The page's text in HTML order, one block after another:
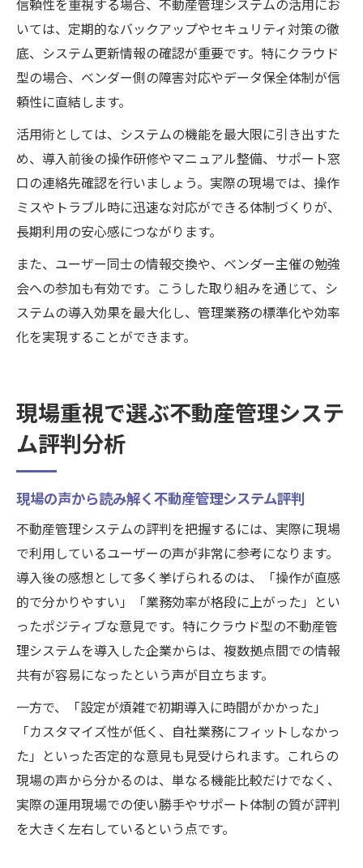
信頼性を重視する場合、不動産管理システムの活用にお
いては、定期的なバックアップやセキュリティ対策の徹
底、システム更新情報の確認が重要です。特にクラウド
型の場合、ベンダー側の障害対応やデータ保全体制が信
頼性に直結します。
活用術としては、システムの機能を最大限に引き出すた
め、導入前後の操作研修やマニュアル整備、サポート窓
口の連絡先確認を行いましょう。実際の現場では、操作
ミスやトラブル時に迅速な対応ができる体制づくりが、
長期利用の安心感につながります。
また、ユーザー同士の情報交換や、ベンダー主催の勉強
会への参加も有効です。こうした取り組みを通じて、シ
ステムの導入効果を最大化し、管理業務の標準化や効率
化を実現することができます。
現場重視で選ぶ不動産管理システ
ム評判分析
現場の声から読み解く不動産管理システム評判
不動産管理システムの評判を把握するには、実際に現場
で利用しているユーザーの声が非常に参考になります。
導入後の感想として多く挙げられるのは、「操作が直感
的で分かりやすい」「業務効率が格段に上がった」とい
ったポジティブな意見です。特にクラウド型の不動産管
理システムを導入した企業からは、複数拠点間での情報
共有が容易になったという声が目立ちます。
一方で、「設定が煩雑で初期導入に時間がかかった」
「カスタマイズ性が低く、自社業務にフィットしなかっ
た」といった否定的な意見も見受けられます。これらの
現場の声から分かるのは、単なる機能比較だけでなく、
実際の運用現場での使い勝手やサポート体制の質が評判
を大きく左右しているという点です。